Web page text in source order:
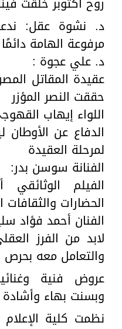
د. نشوة عقل:
مرفوعة الهامة دائمًا
د. علي عجوة :
عقيدة المقاتل
حققت النصر المؤزر
اللواء إيهاب
الدفاع عن
لمرحلة العقيدة
الفنانة سوسن بدر:
الفيلم
الحضارات
الفنان أحمد فؤاد
لابد من الفرز
والتعامل معه
عروض فنية
وبسنت بهاء
نظمت كلية الإعلام